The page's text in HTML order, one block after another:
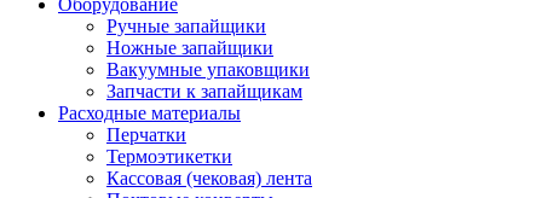
Ручные запайщики
Ножные запайщики
Вакуумные упаковщики
Запчасти к запайщикам
Расходные материалы
Перчатки
Термоэтикетки
Кассовая (чековая) лента